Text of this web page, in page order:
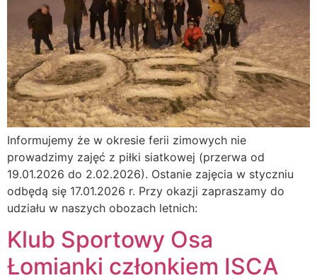
Informujemy że w okresie ferii zimowych nie
prowadzimy zajęć z piłki siatkowej (przerwa od
19.01.2026 do 2.02.2026). Ostanie zajęcia w styczniu
odbędą się 17.01.2026 r. Przy okazji zapraszamy do
udziału w naszych obozach letnich:
Klub Sportowy Osa
Łomianki członkiem ISCA